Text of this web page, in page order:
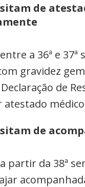
de
a 36ª e
gravidez
de
de
partir da 38ª